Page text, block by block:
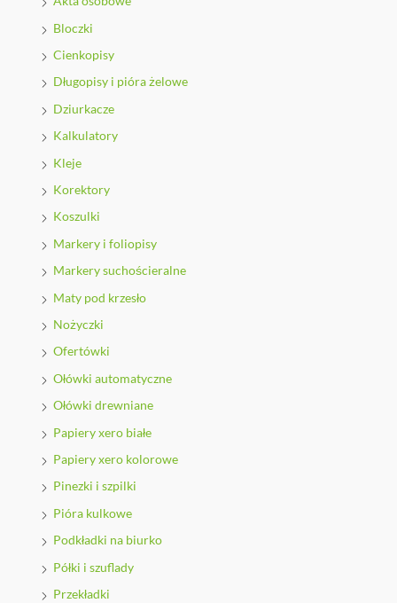
Bloczki
Cienkopisy
Długopisy i pióra żelowe
Dziurkacze
Kalkulatory
Kleje
Korektory
Koszulki
Markery i foliopisy
Markery suchościeralne
Maty pod krzesło
Nożyczki
Ofertówki
Ołówki automatyczne
Ołówki drewniane
Papiery xero białe
Papiery xero kolorowe
Pinezki i szpilki
Pióra kulkowe
Podkładki na biurko
Półki i szuflady
Przekładki